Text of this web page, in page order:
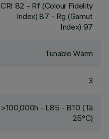
CRI 82 - Rf (Colour Fidelity
Index) 87 - Rg (Gamut
Index) 97
Tunable Warm
3
>100,000h - L85 - B10 (Ta
25°C)